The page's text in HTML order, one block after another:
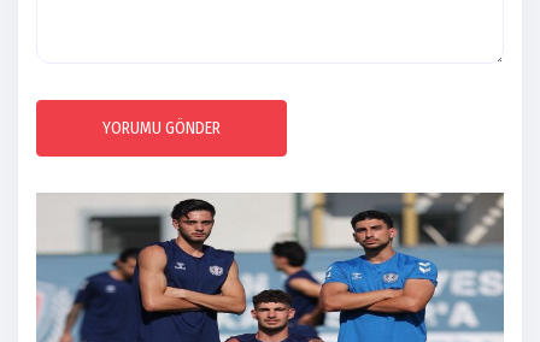
YORUMU GÖNDER